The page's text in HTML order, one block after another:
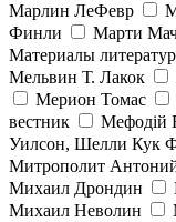
Марлин ЛеФевр
Финли
Марти
Материалы
Мельвин Т. Лакок
Мерион Томас
вестник
Мефодій
Уилсон, Шелли Кук
Митрополит
Михаил Дрондин
Михаил Неволин